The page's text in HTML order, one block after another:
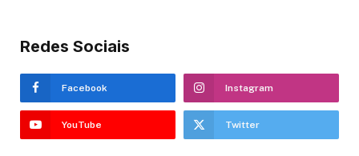
Redes Sociais
Facebook Instagram
YouTube Twitter